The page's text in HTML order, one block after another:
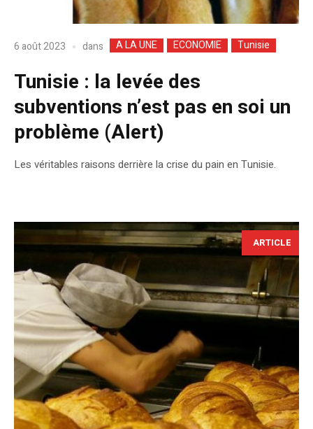
6 août 2023 dans A LA UNE ECONOMIE Tunisie
Tunisie : la levée des
subventions n’est pas en soi un
problème (Alert)
Les véritables raisons derrière la crise du pain en Tunisie.
ARTICLE